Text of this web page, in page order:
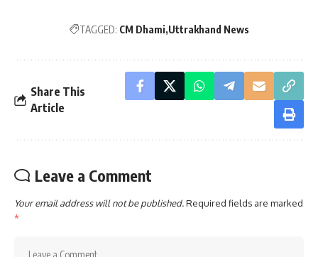
TAGGED: CM Dhami Uttrakhand News
Share This
Article
Leave a Comment
Your email address will not be published.Required fields are marked
*